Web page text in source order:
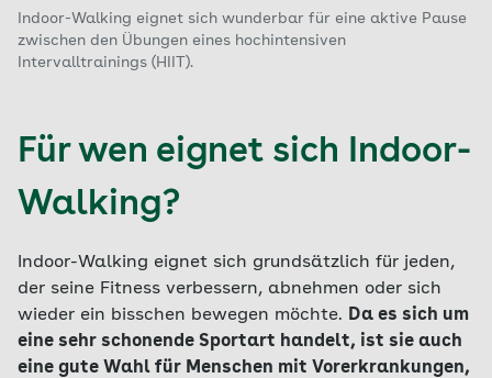
Indoor-Walking eignet sich wunderbar für eine aktive Pause
zwischen den Übungen eines hochintensiven
Intervalltrainings (HIIT).
Für wen eignet sich Indoor-
Walking?
Indoor-Walking eignet sich grundsätzlich für jeden,
der seine Fitness verbessern, abnehmen oder sich
wieder ein bisschen bewegen möchte. Da es sich um
eine sehr schonende Sportart handelt, ist sie auch
eine gute Wahl für Menschen mit Vorerkrankungen,